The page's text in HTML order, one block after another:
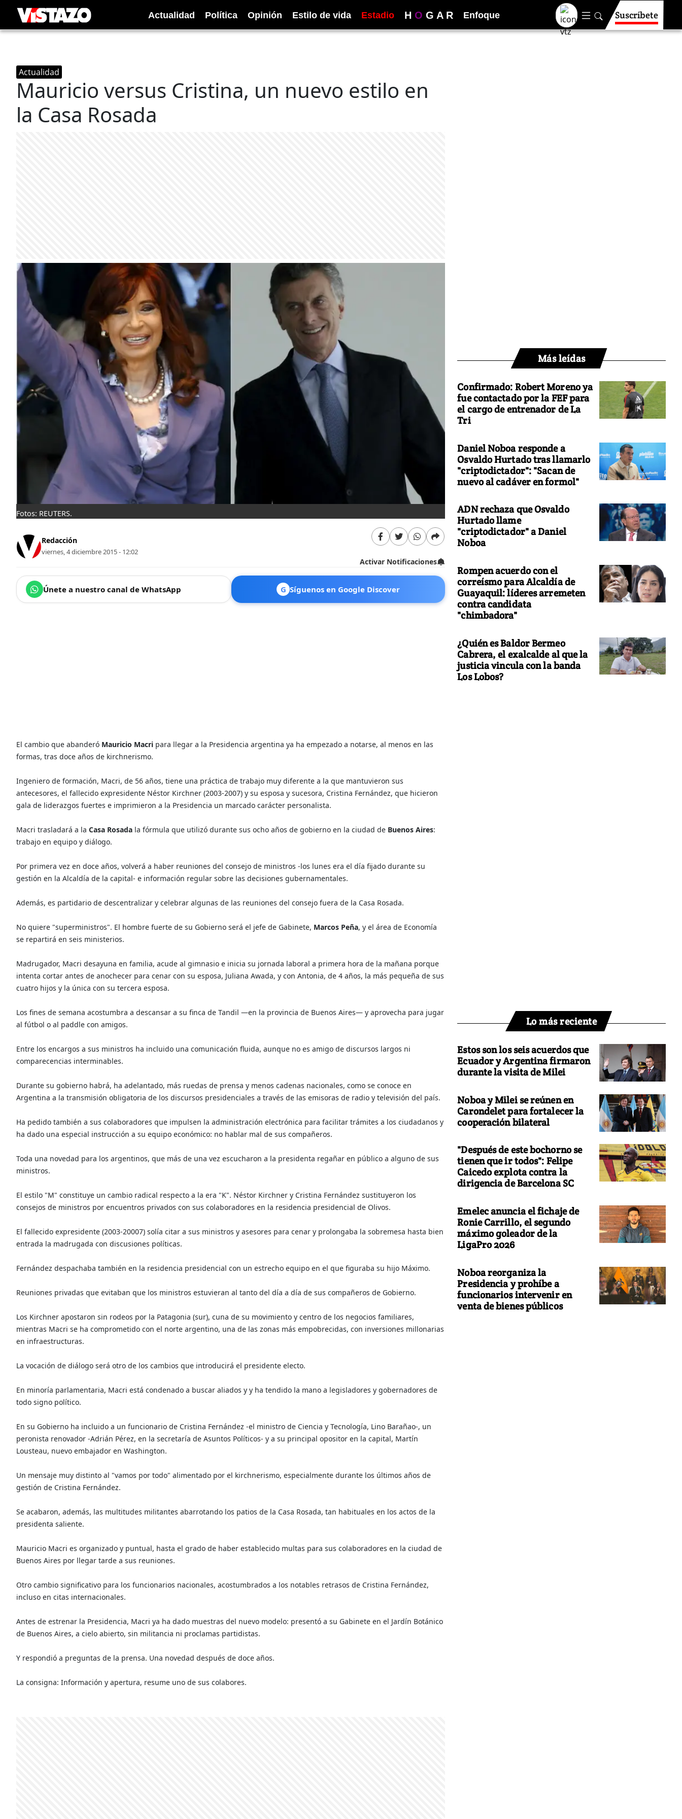
Actualidad Política Opinión Estilo de vida Estadio H O G A R Enfoque Suscríbete
Actualidad
Mauricio versus Cristina, un nuevo estilo en
la Casa Rosada
Fotos: REUTERS.
Redacción
viernes, 4 diciembre 2015 - 12:02
Activar Notificaciones
Únete a nuestro canal de WhatsApp G Síguenos en Google Discover
El cambio que abanderó Mauricio Macri para llegar a la Presidencia argentina ya ha empezado a notarse, al menos en las
formas, tras doce años de kirchnerismo.
Ingeniero de formación, Macri, de 56 años, tiene una práctica de trabajo muy diferente a la que mantuvieron sus
antecesores, el fallecido expresidente Néstor Kirchner (2003-2007) y su esposa y sucesora, Cristina Fernández, que hicieron
gala de liderazgos fuertes e imprimieron a la Presidencia un marcado carácter personalista.
Macri trasladará a la Casa Rosada la fórmula que utilizó durante sus ocho años de gobierno en la ciudad de Buenos Aires:
trabajo en equipo y diálogo.
Por primera vez en doce años, volverá a haber reuniones del consejo de ministros -los lunes era el día fijado durante su
gestión en la Alcaldía de la capital- e información regular sobre las decisiones gubernamentales.
Además, es partidario de descentralizar y celebrar algunas de las reuniones del consejo fuera de la Casa Rosada.
No quiere "superministros". El hombre fuerte de su Gobierno será el jefe de Gabinete, Marcos Peña, y el área de Economía
se repartirá en seis ministerios.
Madrugador, Macri desayuna en familia, acude al gimnasio e inicia su jornada laboral a primera hora de la mañana porque
intenta cortar antes de anochecer para cenar con su esposa, Juliana Awada, y con Antonia, de 4 años, la más pequeña de sus
cuatro hijos y la única con su tercera esposa.
Los fines de semana acostumbra a descansar a su finca de Tandil —en la provincia de Buenos Aires— y aprovecha para jugar
al fútbol o al paddle con amigos.
Entre los encargos a sus ministros ha incluido una comunicación fluida, aunque no es amigo de discursos largos ni
comparecencias interminables.
Durante su gobierno habrá, ha adelantado, más ruedas de prensa y menos cadenas nacionales, como se conoce en
Argentina a la transmisión obligatoria de los discursos presidenciales a través de las emisoras de radio y televisión del país.
Ha pedido también a sus colaboradores que impulsen la administración electrónica para facilitar trámites a los ciudadanos y
ha dado una especial instrucción a su equipo económico: no hablar mal de sus compañeros.
Toda una novedad para los argentinos, que más de una vez escucharon a la presidenta regañar en público a alguno de sus
ministros.
El estilo "M" constituye un cambio radical respecto a la era "K". Néstor Kirchner y Cristina Fernández sustituyeron los
consejos de ministros por encuentros privados con sus colaboradores en la residencia presidencial de Olivos.
El fallecido expresidente (2003-20007) solía citar a sus ministros y asesores para cenar y prolongaba la sobremesa hasta bien
entrada la madrugada con discusiones políticas.
Fernández despachaba también en la residencia presidencial con un estrecho equipo en el que figuraba su hijo Máximo.
Reuniones privadas que evitaban que los ministros estuvieran al tanto del día a día de sus compañeros de Gobierno.
Los Kirchner apostaron sin rodeos por la Patagonia (sur), cuna de su movimiento y centro de los negocios familiares,
mientras Macri se ha comprometido con el norte argentino, una de las zonas más empobrecidas, con inversiones millonarias
en infraestructuras.
La vocación de diálogo será otro de los cambios que introducirá el presidente electo.
En minoría parlamentaria, Macri está condenado a buscar aliados y y ha tendido la mano a legisladores y gobernadores de
todo signo político.
En su Gobierno ha incluido a un funcionario de Cristina Fernández -el ministro de Ciencia y Tecnología, Lino Barañao-, un
peronista renovador -Adrián Pérez, en la secretaría de Asuntos Políticos- y a su principal opositor en la capital, Martín
Lousteau, nuevo embajador en Washington.
Un mensaje muy distinto al "vamos por todo" alimentado por el kirchnerismo, especialmente durante los últimos años de
gestión de Cristina Fernández.
Se acabaron, además, las multitudes militantes abarrotando los patios de la Casa Rosada, tan habituales en los actos de la
presidenta saliente.
Mauricio Macri es organizado y puntual, hasta el grado de haber establecido multas para sus colaboradores en la ciudad de
Buenos Aires por llegar tarde a sus reuniones.
Otro cambio significativo para los funcionarios nacionales, acostumbrados a los notables retrasos de Cristina Fernández,
incluso en citas internacionales.
Antes de estrenar la Presidencia, Macri ya ha dado muestras del nuevo modelo: presentó a su Gabinete en el Jardín Botánico
de Buenos Aires, a cielo abierto, sin militancia ni proclamas partidistas.
Y respondió a preguntas de la prensa. Una novedad después de doce años.
La consigna: Información y apertura, resume uno de sus colabores.
Más leídas
Confirmado: Robert Moreno ya
fue contactado por la FEF para
el cargo de entrenador de La
Tri
Daniel Noboa responde a
Osvaldo Hurtado tras llamarlo
"criptodictador": "Sacan de
nuevo al cadáver en formol"
ADN rechaza que Osvaldo
Hurtado llame
"criptodictador" a Daniel
Noboa
Rompen acuerdo con el
correísmo para Alcaldía de
Guayaquil: líderes arremeten
contra candidata
"chimbadora"
¿Quién es Baldor Bermeo
Cabrera, el exalcalde al que la
justicia vincula con la banda
Los Lobos?
Lo más reciente
Estos son los seis acuerdos que
Ecuador y Argentina firmaron
durante la visita de Milei
Noboa y Milei se reúnen en
Carondelet para fortalecer la
cooperación bilateral
"Después de este bochorno se
tienen que ir todos": Felipe
Caicedo explota contra la
dirigencia de Barcelona SC
Emelec anuncia el fichaje de
Ronie Carrillo, el segundo
máximo goleador de la
LigaPro 2026
Noboa reorganiza la
Presidencia y prohíbe a
funcionarios intervenir en
venta de bienes públicos